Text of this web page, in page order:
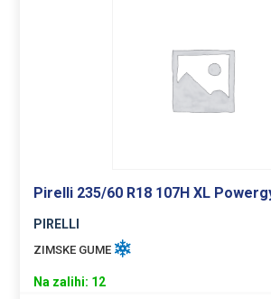
Pirelli 235/60 R18 107H XL
PIRELLI
ZIMSKE GUME
Na zalihi: 12